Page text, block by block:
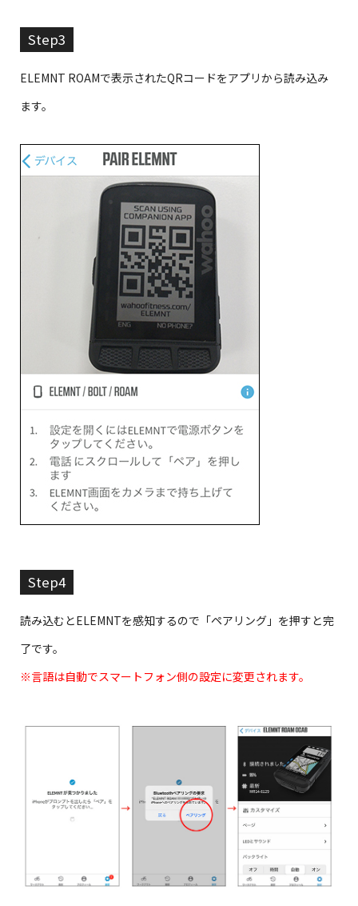
Step3
ELEMNT ROAMで表示されたQRコードをアプリから読み込み
ます。
Step4
読み込むとELEMNTを感知するので「ペアリング」を押すと完
了です。
※言語は自動でスマートフォン側の設定に変更されます。